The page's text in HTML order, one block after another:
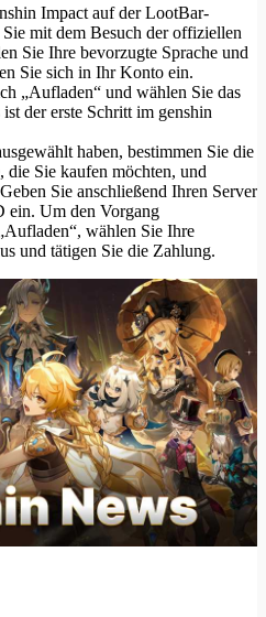
Impact auf der LootBar-
mit dem Besuch der offiziellen
Sie Ihre bevorzugte Sprache und
Sie sich in Ihr Konto ein.
„Aufladen“ und wählen Sie das
der erste Schritt im genshin
haben, bestimmen Sie die
Sie kaufen möchten, und
Sie anschließend Ihren Server
ein. Um den Vorgang
wählen Sie Ihre
und tätigen Sie die Zahlung.